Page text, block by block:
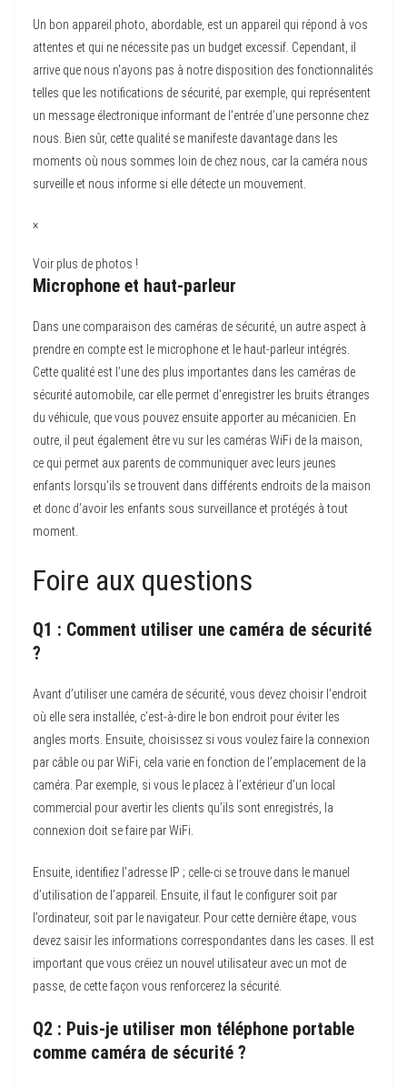
Un bon appareil photo, abordable, est un appareil qui répond à vos
attentes et qui ne nécessite pas un budget excessif. Cependant, il
arrive que nous n’ayons pas à notre disposition des fonctionnalités
telles que les notifications de sécurité, par exemple, qui représentent
un message électronique informant de l’entrée d’une personne chez
nous. Bien sûr, cette qualité se manifeste davantage dans les
moments où nous sommes loin de chez nous, car la caméra nous
surveille et nous informe si elle détecte un mouvement.
×
Voir plus de photos !
Microphone et haut-parleur
Dans une comparaison des caméras de sécurité, un autre aspect à
prendre en compte est le microphone et le haut-parleur intégrés.
Cette qualité est l’une des plus importantes dans les caméras de
sécurité automobile, car elle permet d’enregistrer les bruits étranges
du véhicule, que vous pouvez ensuite apporter au mécanicien. En
outre, il peut également être vu sur les caméras WiFi de la maison,
ce qui permet aux parents de communiquer avec leurs jeunes
enfants lorsqu’ils se trouvent dans différents endroits de la maison
et donc d’avoir les enfants sous surveillance et protégés à tout
moment.
Foire aux questions
Q1 : Comment utiliser une caméra de sécurité
?
Avant d’utiliser une caméra de sécurité, vous devez choisir l’endroit
où elle sera installée, c’est-à-dire le bon endroit pour éviter les
angles morts. Ensuite, choisissez si vous voulez faire la connexion
par câble ou par WiFi, cela varie en fonction de l’emplacement de la
caméra. Par exemple, si vous le placez à l’extérieur d’un local
commercial pour avertir les clients qu’ils sont enregistrés, la
connexion doit se faire par WiFi.
Ensuite, identifiez l’adresse IP ; celle-ci se trouve dans le manuel
d’utilisation de l’appareil. Ensuite, il faut le configurer soit par
l’ordinateur, soit par le navigateur. Pour cette dernière étape, vous
devez saisir les informations correspondantes dans les cases. Il est
important que vous créiez un nouvel utilisateur avec un mot de
passe, de cette façon vous renforcerez la sécurité.
Q2 : Puis-je utiliser mon téléphone portable
comme caméra de sécurité ?